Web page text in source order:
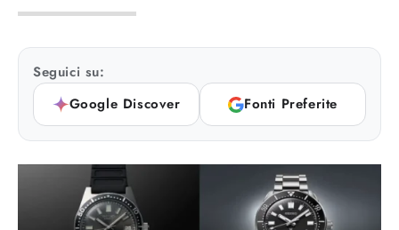
Seguici su:
Google Discover
Fonti Preferite